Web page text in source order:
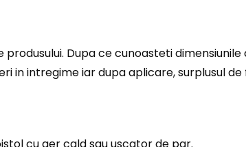
Dupa ce cunoasteti
in intregime iar dupa aplicare, surplusul
cu aer cald sau uscator de par.